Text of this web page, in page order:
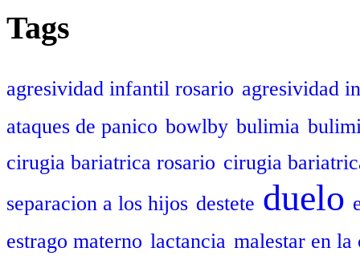
Tags
agresividad infantil rosario agresividad
ataques de panico bowlby bulimia
cirugia bariatrica rosario cirugia
separacion a los hijos destete duelo
estrago materno lactancia malestar en la